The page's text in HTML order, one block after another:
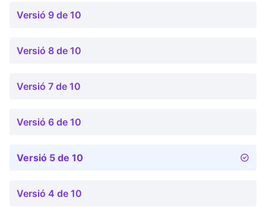
Versió 9 de 10
Versió 8 de 10
Versió 7 de 10
Versió 6 de 10
Versió 5 de 10
Versió 4 de 10